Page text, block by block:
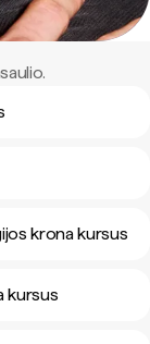
krona kursus
kursus